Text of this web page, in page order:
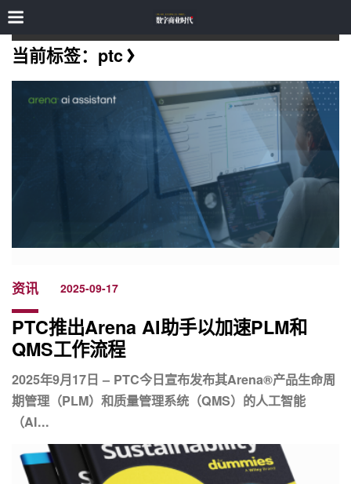
当前标签：ptc
资讯 2025-09-17
PTC推出Arena AI助手以加速PLM和
QMS工作流程
2025年9月17日 – PTC今日宣布发布其Arena®产品生命周
期管理（PLM）和质量管理系统（QMS）的人工智能
（AI...